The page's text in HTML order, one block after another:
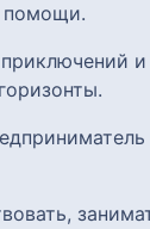
помощи.
и